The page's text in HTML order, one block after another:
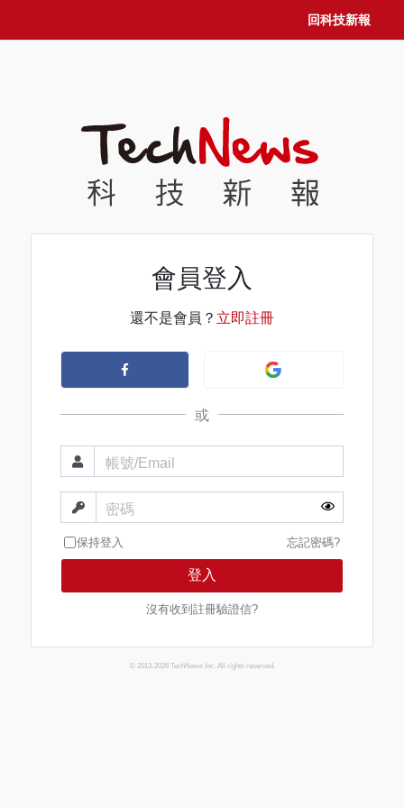
回科技新報
會員登入
還不是會員？ 立即註冊
或
帳號/Email
密碼
保持登入 忘記密碼?
登入
沒有收到註冊驗證信?
© 2013-2026 TechNews Inc. All rights reserved.